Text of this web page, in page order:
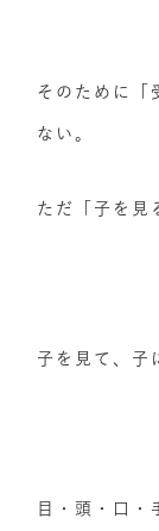
そのために「
ない。
ただ「子を見
子を見て、子
目・頭・口・